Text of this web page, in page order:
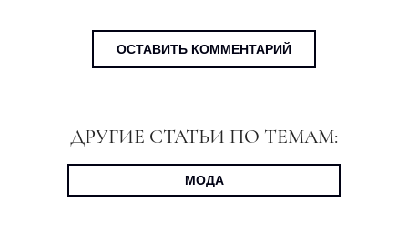
ОСТАВИТЬ КОММЕНТАРИЙ
ДРУГИЕ СТАТЬИ ПО ТЕМАМ:
МОДА